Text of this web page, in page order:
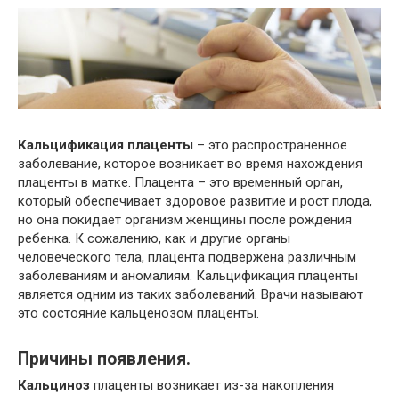
Кальцификация плаценты – это распространенное
заболевание, которое возникает во время нахождения
плаценты в матке. Плацента – это временный орган,
который обеспечивает здоровое развитие и рост плода,
но она покидает организм женщины после рождения
ребенка. К сожалению, как и другие органы
человеческого тела, плацента подвержена различным
заболеваниям и аномалиям. Кальцификация плаценты
является одним из таких заболеваний. Врачи называют
это состояние кальценозом плаценты.
Причины появления.
Кальциноз плаценты возникает из-за накопления